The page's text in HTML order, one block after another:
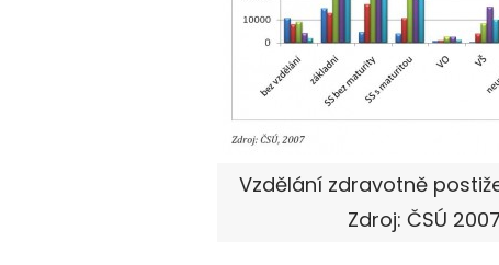
Vzdělání zdravotně
Zdroj: ČSÚ 2007